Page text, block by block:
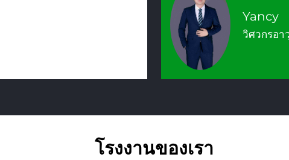
Yancy
วิศวกรอา
โรงงานของเรา